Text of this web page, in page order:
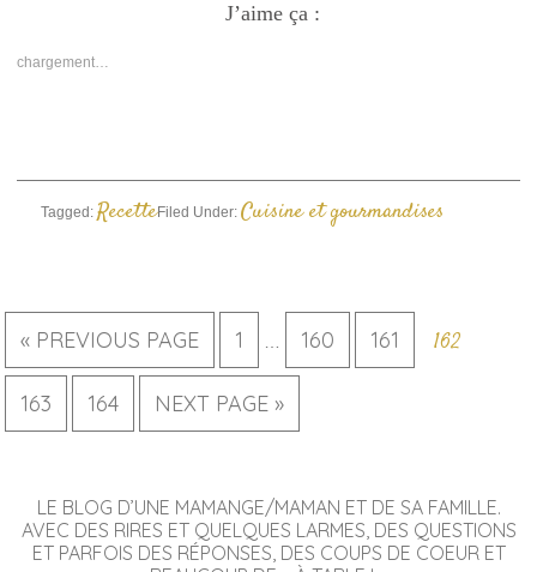
Facebook(ouvre
dans
Twitter(ouvre
dans
J’aime ça :
chargement…
Filed Under:Cuisine et gourmandises
Tagged:Recette
« PREVIOUS PAGE 1 160 161 162
163 164 NEXT PAGE »
LE BLOG D’UNE MAMANGE/MAMAN ET DE SA FAMILLE.
AVEC DES RIRES ET QUELQUES LARMES, DES QUESTIONS
ET PARFOIS DES RÉPONSES, DES COUPS DE COEUR ET